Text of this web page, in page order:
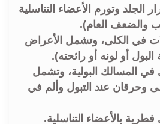
الجلد وتورم الأعضاء التناسلية
والضعف العام).
في الكلى، وتشمل الأعراض
أو لونه أو رائحته).
في المسالك البولية، وتشمل
وحرقان عند التبول وألم في
فطرية بالأعضاء التناسلية.